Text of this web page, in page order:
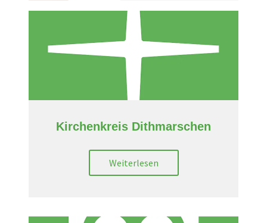
Kirchenkreis Dithmarschen
Weiterlesen